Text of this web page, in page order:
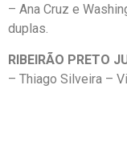
– Ana Cruz e
duplas.
RIBEIRÃO PRETO
– Thiago Silveira –